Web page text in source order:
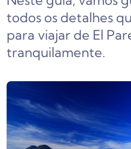
todos os detalhes
para viajar de El
tranquilamente.